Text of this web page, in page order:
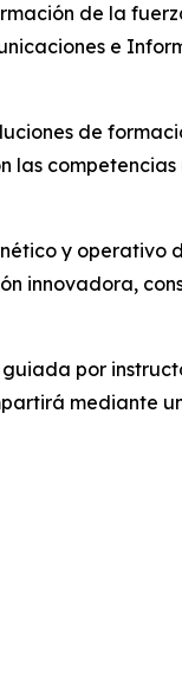
de la
e
de
las
y operativo
innovadora,
por
mediante